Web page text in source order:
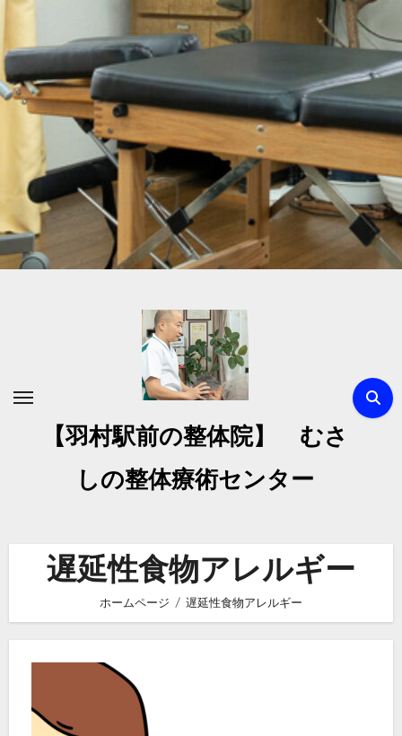
を
ス
【羽村駅前の整体院】 むさ
しの整体療術センター
遅延性食物アレルギー
ホームページ 遅延性食物アレルギー